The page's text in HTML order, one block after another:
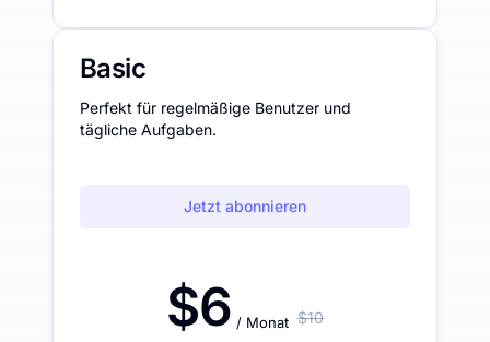
Basic
Perfekt für regelmäßige Benutzer und
tägliche Aufgaben.
Jetzt abonnieren
$6 / Monat $10